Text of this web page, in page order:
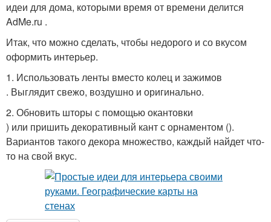
идеи для дома, которыми время от времени делится
AdMe.ru .
Итак, что можно сделать, чтобы недорого и со вкусом
оформить интерьер.
1. Использовать ленты вместо колец и зажимов
. Выглядит свежо, воздушно и оригинально.
2. Обновить шторы с помощью окантовки
) или пришить декоративный кант с орнаментом ().
Вариантов такого декора множество, каждый найдет что-
то на свой вкус.